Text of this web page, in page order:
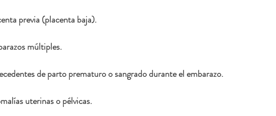
previa (placenta baja).
múltiples.
de parto prematuro o sangrado durante el embarazo.
uterinas o pélvicas.